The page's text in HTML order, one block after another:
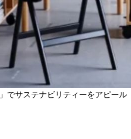
でサステナビリティーをアピール